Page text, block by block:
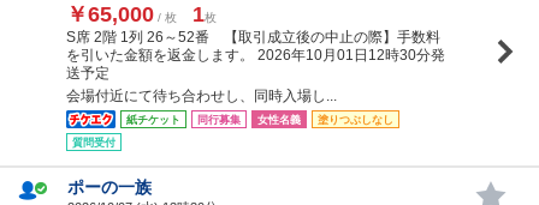
￥65,000 / 枚 1枚
S席 2階 1列 26～52番 【取引成立後の中止の際】手数料
を引いた金額を返金します。 2026年10月01日12時30分発
送予定
会場付近にて待ち合わせし、同時入場し...
紙チケット 同行募集 女性名義
塗りつぶしなし
質問受付
ポーの一族